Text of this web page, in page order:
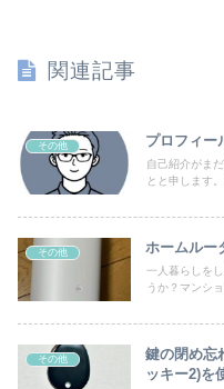
関連記事
その他 プロフィー
自己紹介がま
とと申します
その他 ホームルー
一人暮らしを
うか？マンシ
その他
鍵の閉め忘
ッキー2)を